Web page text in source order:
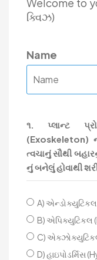
ક્વિઝ)
Name
૧. પ્લાન્ટ
(Exoskeleton)
ત્વચાનું સૌથી
નું બનેલું હોવાથી
A)
B) એપિક્યુટિકલ
C)
D) હાઇપોડર્મિસ